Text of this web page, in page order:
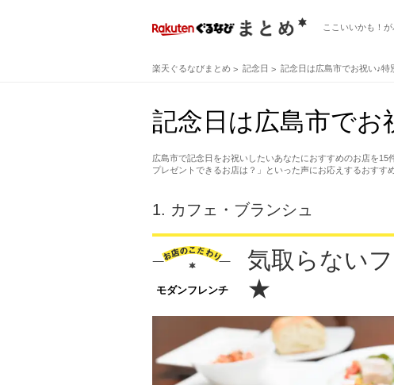
ここいいかも！
楽天ぐるなびまとめ 記念日 記念日は広島市でお祝い♪特
記念日は広島市でお
広島市で記念日をお祝いしたいあなたにおすすめのお店を
プレゼントできるお店は？」といった声にお応えするおすす
1. カフェ・ブランシュ
モダンフレンチ
気取らない
★